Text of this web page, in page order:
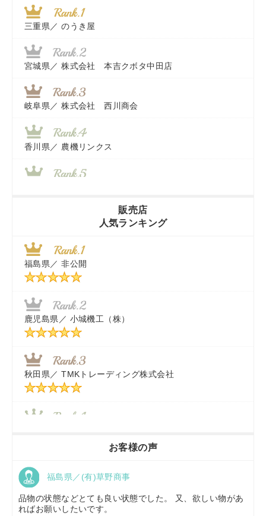
三重県／ のうき屋
宮城県／ 株式会社 本吉クボタ中田店
岐阜県／ 株式会社 西川商会
香川県／ 農機リンクス
近江商事合同会社：「茨城中古農建機販売」
千葉県／ 株式会社テクノ・タカ
福岡県／株式会社カドワキ機械（旧ナカガワ農機商会）
東京都／
秋田県／ TMKトレーディング株式会社
販売店
人気ランキング
福島県／ 非公開
鹿児島県／ 小城機工（株）
秋田県／ TMKトレーディング株式会社
京都府／
お客様の声
福島県／(有)草野商事
品物の状態などとても良い状態でした。 又、欲しい物があ
ればお願いしたいです。